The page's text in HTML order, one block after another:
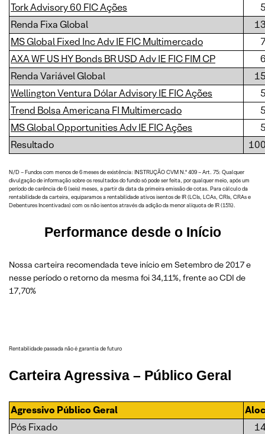
Tork Advisory 60 FIC Ações
Renda Fixa Global
MS Global Fixed Inc Adv IE FIC Multimercado
AXA WF US HY Bonds BR USD Adv IE FIC FIM CP
Renda Variável Global
Wellington Ventura Dólar Advisory IE FIC Ações
Trend Bolsa Americana FI Multimercado
MS Global Opportunities Adv IE FIC Ações
Resultado
N/D – Fundos com menos de 6 meses de existência: INSTRUÇÃO CVM N.º 409 – Art. 75: Qualquer
divulgação de informação sobre os resultados do fundo só pode ser feita, por qualquer meio, após um
período de carência de 6 (seis) meses, a partir da data da primeira emissão de cotas. Para cálculo da
rentabilidade da carteira, equiparamos a rentabilidade ativos isentos de IR (LCIs, LCAs, CRIs, CRAs e
Debentures Incentivadas) com os não isentos através da adição da menor alíquota de IR (15%).
Performance desde o Início
Nossa carteira recomendada teve início em Setembro de 2017 e
nesse período o retorno da mesma foi 34,11%, frente ao CDI de
17,70%
Rentabilidade passada não é garantia de futuro
Carteira Agressiva – Público Geral
Agressivo Público Geral
Pós Fixado